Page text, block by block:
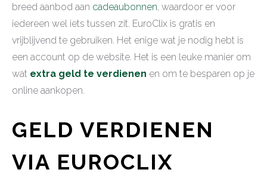
breed aanbod aan cadeaubonnen, waardoor er voor
iedereen wel iets tussen zit. EuroClix is gratis en
vrijblijvend te gebruiken. Het enige wat je nodig hebt is
een account op de website. Het is een leuke manier om
wat extra geld te verdienen en om te besparen op je
online aankopen.
GELD VERDIENEN
VIA EUROCLIX